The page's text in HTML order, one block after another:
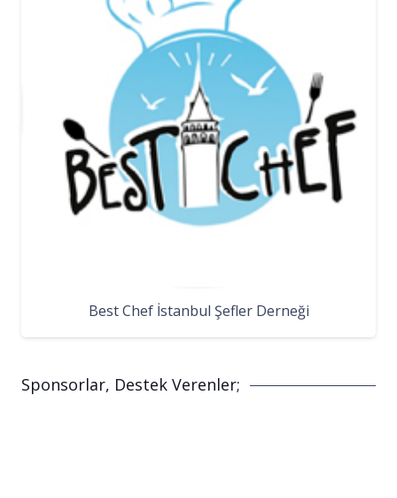
Best Chef İstanbul Şefler Derneği
Sponsorlar, Destek Verenler;